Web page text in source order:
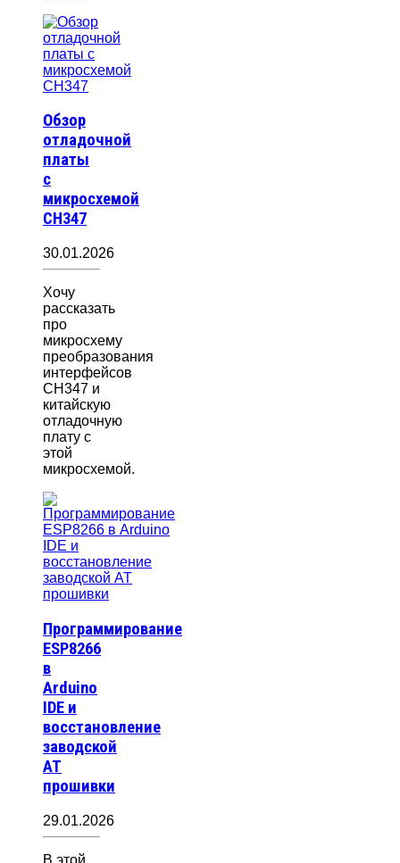
Обзор
отладочной
платы
с
микросхемой
CH347
30.01.2026
Хочу
рассказать
про
микросхему
преобразования
интерфейсов
CH347 и
китайскую
отладочную
плату с
этой
микросхемой.
Программирование
ESP8266
в
Arduino
IDE и
восстановление
заводской
AT
прошивки
29.01.2026
В этой